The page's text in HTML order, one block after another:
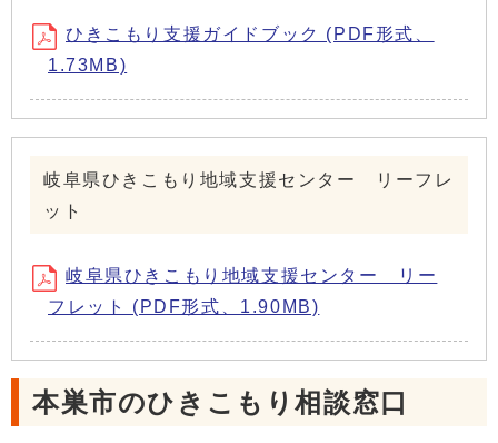
ひきこもり支援ガイドブック (PDF形式、
1.73MB)
岐阜県ひきこもり地域支援センター リーフレ
ット
岐阜県ひきこもり地域支援センター リー
フレット (PDF形式、1.90MB)
本巣市のひきこもり相談窓口